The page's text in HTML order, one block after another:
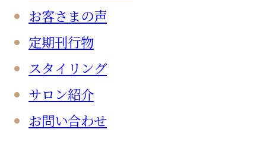
お客さまの声
定期刊行物
スタイリング
サロン紹介
お問い合わせ